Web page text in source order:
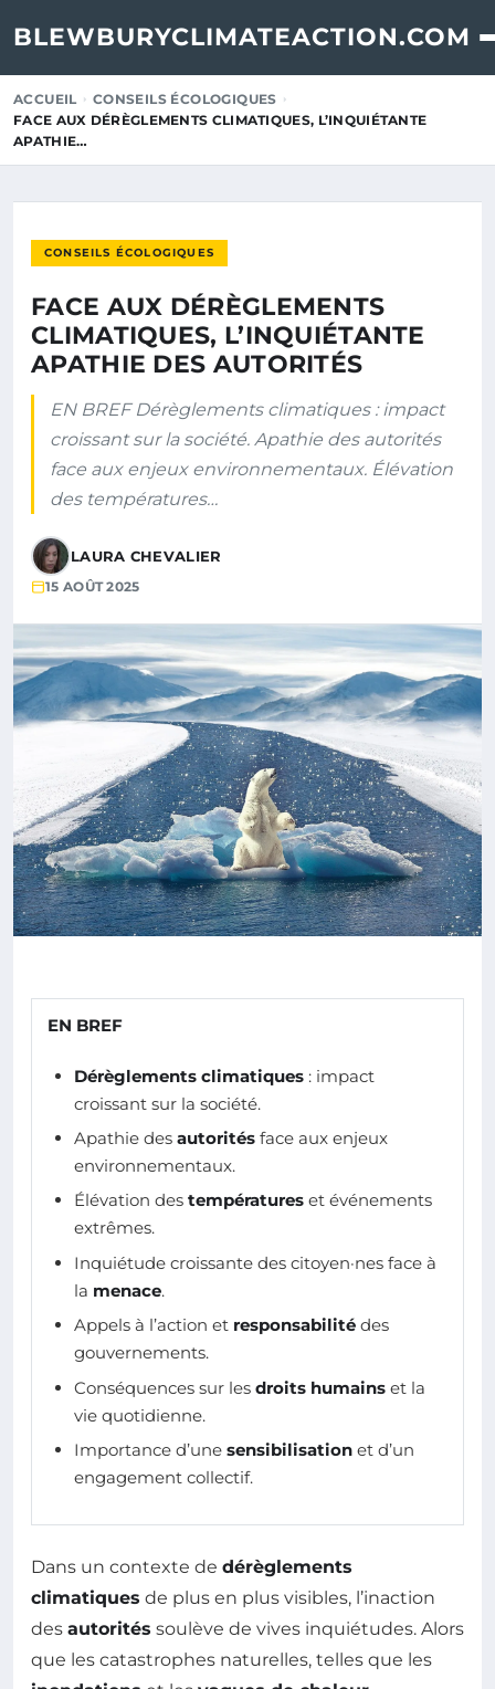
BLEWBURYCLIMATEACTION.COM
ACCUEIL
CONSEILS ÉCOLOGIQUES
FACE AUX DÉRÈGLEMENTS CLIMATIQUES, L’INQUIÉTANTE
APATHIE…
CONSEILS ÉCOLOGIQUES
FACE AUX DÉRÈGLEMENTS
CLIMATIQUES, L’INQUIÉTANTE
APATHIE DES AUTORITÉS
EN BREF Dérèglements climatiques : impact
croissant sur la société. Apathie des autorités
face aux enjeux environnementaux. Élévation
des températures…
LAURA CHEVALIER
15 AOÛT 2025
EN BREF
Dérèglements climatiques : impact
croissant sur la société.
Apathie des autorités face aux enjeux
environnementaux.
Élévation des températures et événements
extrêmes.
Inquiétude croissante des citoyen·nes face à
la menace.
Appels à l’action et responsabilité des
gouvernements.
Conséquences sur les droits humains et la
vie quotidienne.
Importance d’une sensibilisation et d’un
engagement collectif.
Dans un contexte de dérèglements
climatiques de plus en plus visibles, l’inaction
des autorités soulève de vives inquiétudes. Alors
que les catastrophes naturelles, telles que les